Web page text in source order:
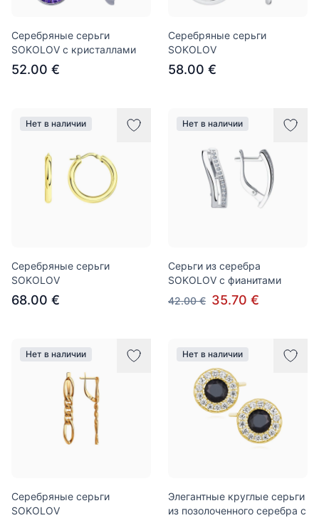
Серебряные серьги
SOKOLOV с кристаллами
52.00 €
Серебряные серьги
SOKOLOV
58.00 €
Нет в наличии
Серебряные серьги
SOKOLOV
68.00 €
Нет в наличии
Серьги из серебра
SOKOLOV с фианитами
42.00 € 35.70 €
Нет в наличии
Серебряные серьги
SOKOLOV
Нет в наличии
Элегантные круглые серьги
из позолоченного серебра с